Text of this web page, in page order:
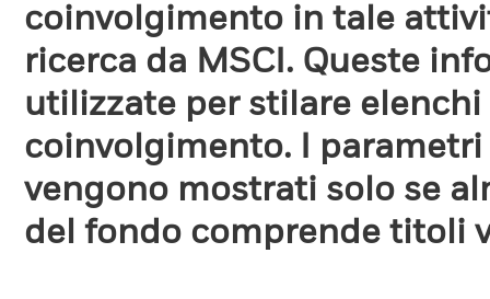
coinvolgimento in tale
ricerca da MSCI. Queste
utilizzate per stilare
coinvolgimento. I
vengono mostrati solo se
del fondo comprende titoli